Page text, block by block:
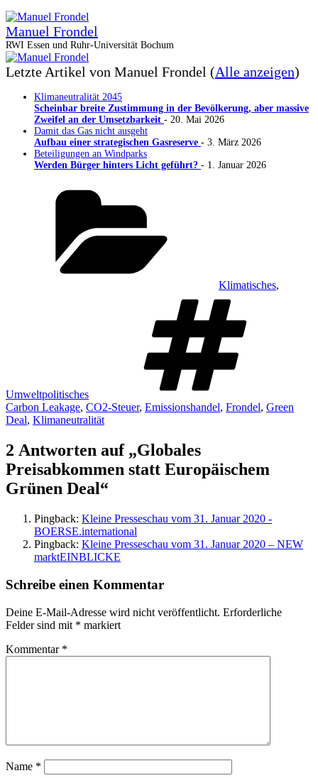
Manuel Frondel
RWI Essen und Ruhr-Universität Bochum
Letzte Artikel von Manuel Frondel (Alle anzeigen)
Klimaneutralität 2045
Scheinbar breite Zustimmung in der Bevölkerung, aber massive
Zweifel an der Umsetzbarkeit - 20. Mai 2026
Damit das Gas nicht ausgeht
Aufbau einer strategischen Gasreserve - 3. März 2026
Beteiligungen an Windparks
Werden Bürger hinters Licht geführt? - 1. Januar 2026
Klimatisches,
Umweltpolitisches
Carbon Leakage, CO2-Steuer, Emissionshandel, Frondel, Green
Deal, Klimaneutralität
2 Antworten auf „Globales
Preisabkommen statt Europäischem
Grünen Deal“
Pingback: Kleine Presseschau vom 31. Januar 2020 -
BOERSE.international
Pingback: Kleine Presseschau vom 31. Januar 2020 – NEW
marktEINBLICKE
Schreibe einen Kommentar
Deine E-Mail-Adresse wird nicht veröffentlicht. Erforderliche
Felder sind mit * markiert
Kommentar *
Name *